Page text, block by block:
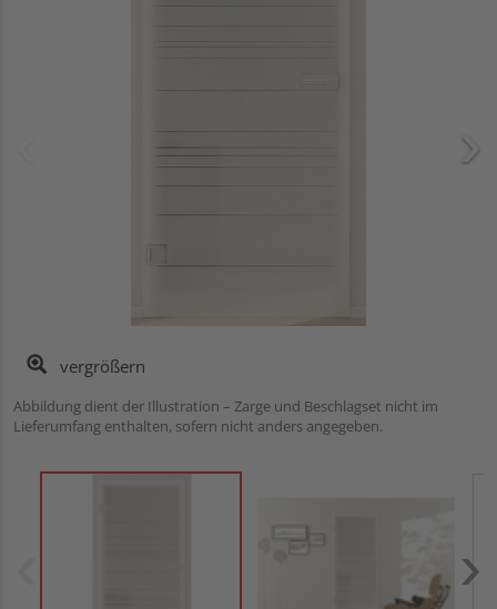
vergrößern
Abbildung dient der Illustration – Zarge und Beschlagset nicht im
Lieferumfang enthalten, sofern nicht anders angegeben.